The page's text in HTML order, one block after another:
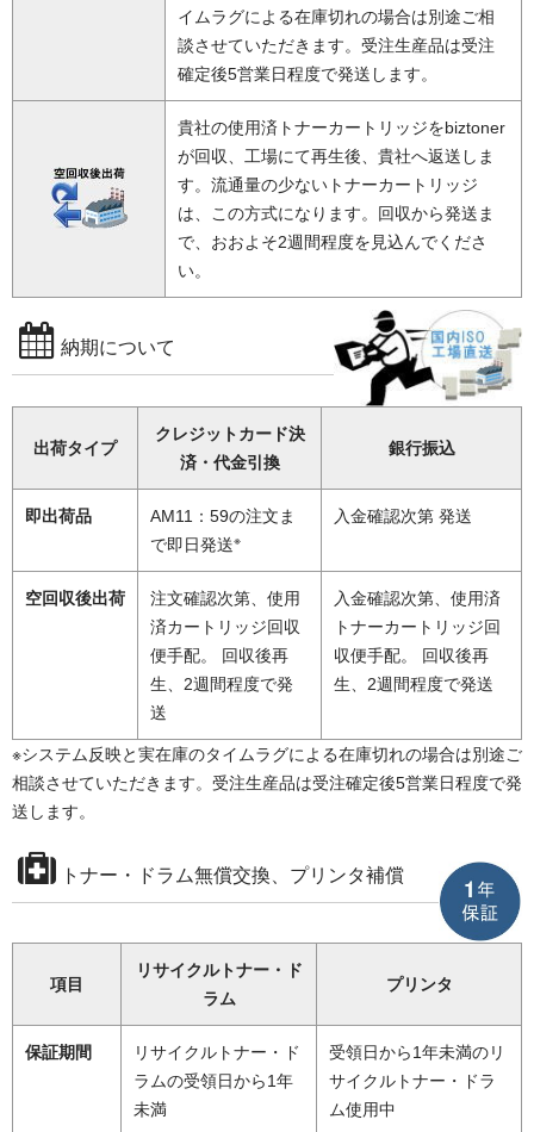
イムラグによる在庫切れの場合は別途ご相
談させていただきます。受注生産品は受注
確定後5営業日程度で発送します。
貴社の使用済トナーカートリッジをbiztoner
が回収、工場にて再生後、貴社へ返送しま
す。流通量の少ないトナーカートリッジ
は、この方式になります。回収から発送ま
で、おおよそ2週間程度を見込んでくださ
い。
納期について
出荷タイプ
クレジットカード決
済・代金引換
銀行振込
即出荷品
AM11：59の注文ま
で即日発送※
入金確認次第 発送
空回収後出荷
注文確認次第、使用
済カートリッジ回収
便手配。 回収後再
生、2週間程度で発
送
入金確認次第、使用済
トナーカートリッジ回
収便手配。 回収後再
生、2週間程度で発送
※システム反映と実在庫のタイムラグによる在庫切れの場合は別途ご
相談させていただきます。受注生産品は受注確定後5営業日程度で発
送します。
トナー・ドラム無償交換、プリンタ補償
項目
リサイクルトナー・ド
ラム
プリンタ
保証期間
リサイクルトナー・ド
ラムの受領日から1年
未満
受領日から1年未満のリ
サイクルトナー・ドラ
ム使用中